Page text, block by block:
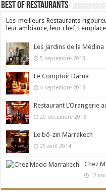
Best Of Restaurants
Les meilleurs Restaurants
leur ambiance, leur chef, l
Les Jardins de la Médina
5 septembre 2013
Le Comptoir Darna
4 septembre 2013
Restaurant L’Orangerie
20 décembre 2013
Le bô-zin Marrakech
25 avril 2014
Chez
12